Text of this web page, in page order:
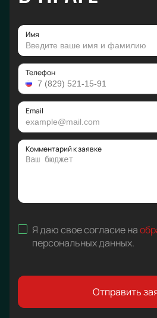
Имя
Телефон
Email
Комментарий к заявке
Я даю свое согласие на
персональных данных.
Отправить